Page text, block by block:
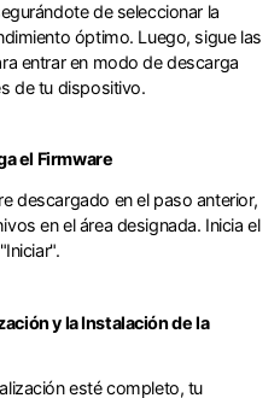
de seleccionar la
óptimo. Luego, sigue las
entrar en modo de descarga
de tu dispositivo.
el Firmware
descargado en el paso anterior,
en el área designada. Inicia el
y la Instalación de la
esté completo, tu